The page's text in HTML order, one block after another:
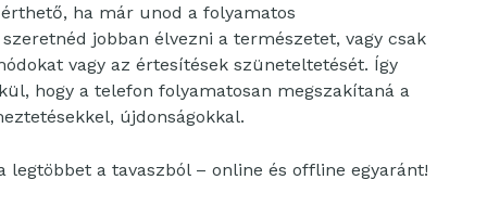
ha már unod a folyamatos
jobban élvezni a természetet, vagy csak
vagy az értesítések szüneteltetését. Így
hogy a telefon folyamatosan megszakítaná a
újdonságokkal.
a tavaszból – online és offline egyaránt!